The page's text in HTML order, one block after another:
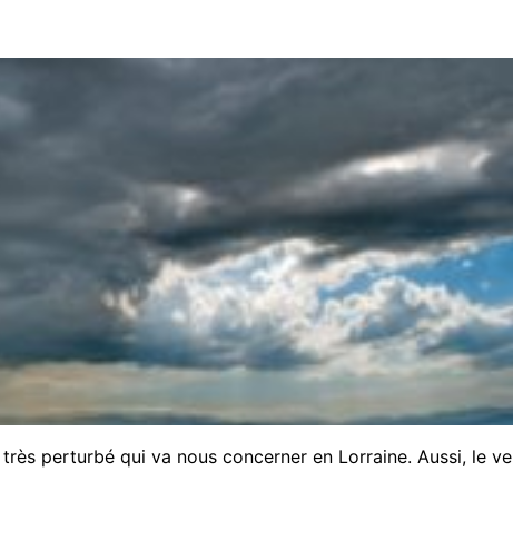
perturbé qui va nous concerner en Lorraine. Aussi, le